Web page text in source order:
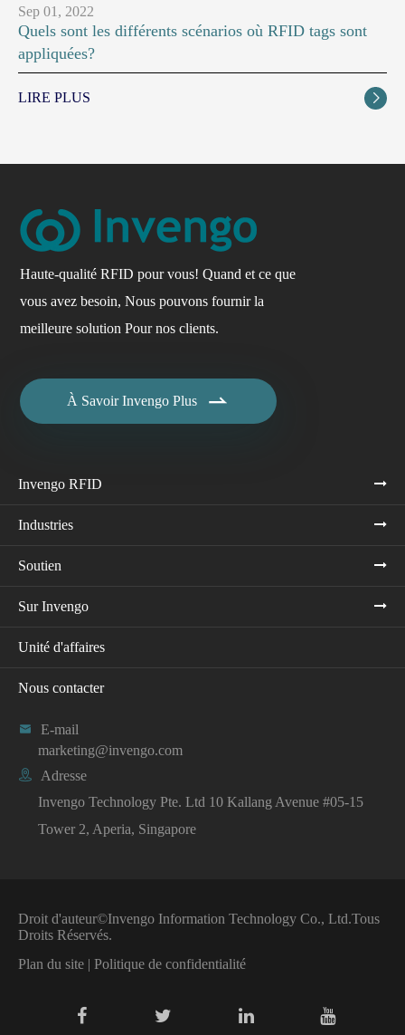
Sep 01, 2022
Quels sont les différents scénarios où RFID tags sont
appliquées?
LIRE PLUS 
Haute-qualité RFID pour vous! Quand et ce que
vous avez besoin, Nous pouvons fournir la
meilleure solution Pour nos clients.
À Savoir Invengo Plus 
Invengo RFID
Industries
Soutien
Sur Invengo
Unité d'affaires
Nous contacter

E-mail
marketing@invengo.com

Adresse
Invengo Technology Pte. Ltd 10 Kallang Avenue #05-15
Tower 2, Aperia, Singapore
Droit d'auteur©Invengo Information Technology Co., Ltd.Tous
Droits Réservés.
Plan du site | Politique de confidentialité